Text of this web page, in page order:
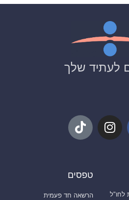
לעתיד שלך
לחו"ל
טפסים
הרשאה חד פעמית